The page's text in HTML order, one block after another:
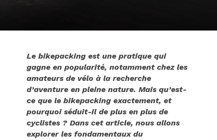
Le bikepacking est une pratique qui
gagne en popularité, notamment chez les
amateurs de vélo à la recherche
d’aventure en pleine nature. Mais qu’est-
ce que le bikepacking exactement, et
pourquoi séduit-il de plus en plus de
cyclistes ? Dans cet article, nous allons
explorer les fondamentaux du